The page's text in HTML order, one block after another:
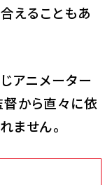
えることもあ
アニメーター
から直々に依
ません。